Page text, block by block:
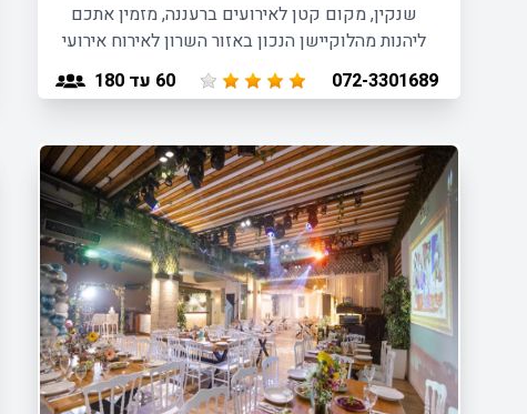
שנקין, מקום קטן לאירועים ברעננה, מזמין אתכם
ליהנות מהלוקיישן הנכון באזור השרון לאירוח אירועי
בוטיק עד 180 איש, באווירה אינטימית ומפנקת.
072-3301689
60 עד 180